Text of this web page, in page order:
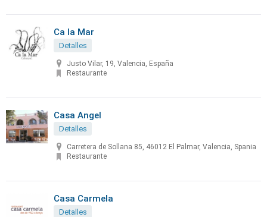
Ca la Mar
Detalles
Justo Vilar, 19, Valencia, España
Restaurante
Casa Angel
Detalles
Carretera de Sollana 85, 46012 El Palmar, Valencia, Spania
Restaurante
Casa Carmela
Detalles